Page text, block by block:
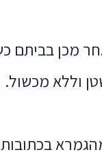
מכן בביתם
וללא מכשול.